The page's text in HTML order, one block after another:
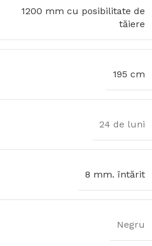
1200 mm cu posibilitate de
tăiere
195 cm
24 de luni
8 mm. întărit
Negru